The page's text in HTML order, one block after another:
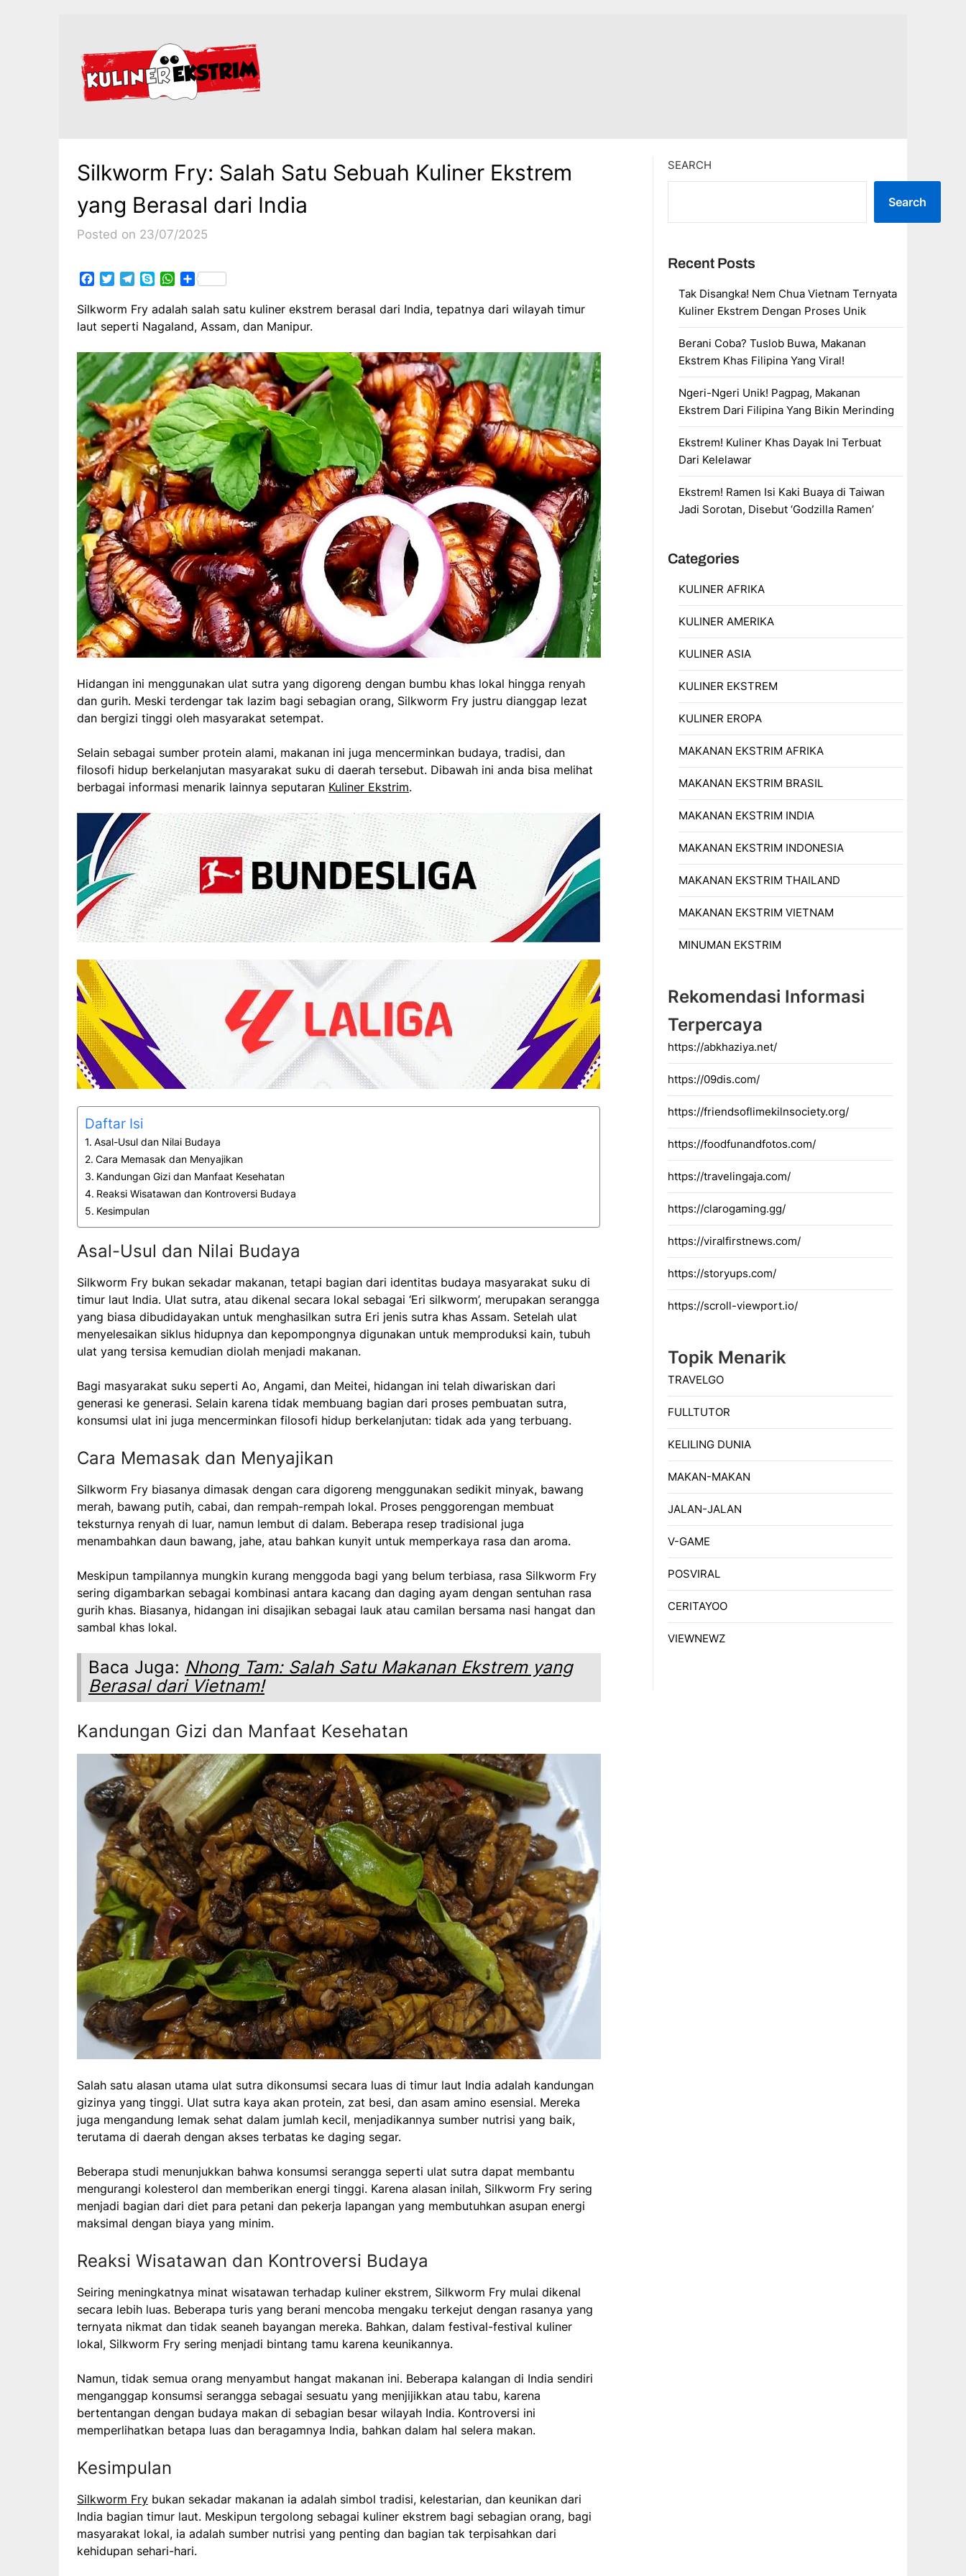
Silkworm Fry: Salah Satu Sebuah Kuliner Ekstrem
yang Berasal dari India
Posted on 23/07/2025
Facebook
TwitterTelegram
SkypeWhatsApp
Share
Silkworm Fry adalah salah satu kuliner ekstrem berasal dari India, tepatnya dari wilayah timur
laut seperti Nagaland, Assam, dan Manipur.
Hidangan ini menggunakan ulat sutra yang digoreng dengan bumbu khas lokal hingga renyah
dan gurih. Meski terdengar tak lazim bagi sebagian orang, Silkworm Fry justru dianggap lezat
dan bergizi tinggi oleh masyarakat setempat.
Selain sebagai sumber protein alami, makanan ini juga mencerminkan budaya, tradisi, dan
filosofi hidup berkelanjutan masyarakat suku di daerah tersebut. Dibawah ini anda bisa melihat
berbagai informasi menarik lainnya seputaran Kuliner Ekstrim.
Daftar Isi
Asal-Usul dan Nilai Budaya
Cara Memasak dan Menyajikan
Kandungan Gizi dan Manfaat Kesehatan
Reaksi Wisatawan dan Kontroversi Budaya
Kesimpulan
Asal-Usul dan Nilai Budaya
Silkworm Fry bukan sekadar makanan, tetapi bagian dari identitas budaya masyarakat suku di
timur laut India. Ulat sutra, atau dikenal secara lokal sebagai ‘Eri silkworm’, merupakan serangga
yang biasa dibudidayakan untuk menghasilkan sutra Eri jenis sutra khas Assam. Setelah ulat
menyelesaikan siklus hidupnya dan kepompongnya digunakan untuk memproduksi kain, tubuh
ulat yang tersisa kemudian diolah menjadi makanan.
Bagi masyarakat suku seperti Ao, Angami, dan Meitei, hidangan ini telah diwariskan dari
generasi ke generasi. Selain karena tidak membuang bagian dari proses pembuatan sutra,
konsumsi ulat ini juga mencerminkan filosofi hidup berkelanjutan: tidak ada yang terbuang.
Cara Memasak dan Menyajikan
Silkworm Fry biasanya dimasak dengan cara digoreng menggunakan sedikit minyak, bawang
merah, bawang putih, cabai, dan rempah-rempah lokal. Proses penggorengan membuat
teksturnya renyah di luar, namun lembut di dalam. Beberapa resep tradisional juga
menambahkan daun bawang, jahe, atau bahkan kunyit untuk memperkaya rasa dan aroma.
Meskipun tampilannya mungkin kurang menggoda bagi yang belum terbiasa, rasa Silkworm Fry
sering digambarkan sebagai kombinasi antara kacang dan daging ayam dengan sentuhan rasa
gurih khas. Biasanya, hidangan ini disajikan sebagai lauk atau camilan bersama nasi hangat dan
sambal khas lokal.
Baca Juga: Nhong Tam: Salah Satu Makanan Ekstrem yang
Berasal dari Vietnam!
Kandungan Gizi dan Manfaat Kesehatan
Salah satu alasan utama ulat sutra dikonsumsi secara luas di timur laut India adalah kandungan
gizinya yang tinggi. Ulat sutra kaya akan protein, zat besi, dan asam amino esensial. Mereka
juga mengandung lemak sehat dalam jumlah kecil, menjadikannya sumber nutrisi yang baik,
terutama di daerah dengan akses terbatas ke daging segar.
Beberapa studi menunjukkan bahwa konsumsi serangga seperti ulat sutra dapat membantu
mengurangi kolesterol dan memberikan energi tinggi. Karena alasan inilah, Silkworm Fry sering
menjadi bagian dari diet para petani dan pekerja lapangan yang membutuhkan asupan energi
maksimal dengan biaya yang minim.
Reaksi Wisatawan dan Kontroversi Budaya
Seiring meningkatnya minat wisatawan terhadap kuliner ekstrem, Silkworm Fry mulai dikenal
secara lebih luas. Beberapa turis yang berani mencoba mengaku terkejut dengan rasanya yang
ternyata nikmat dan tidak seaneh bayangan mereka. Bahkan, dalam festival-festival kuliner
lokal, Silkworm Fry sering menjadi bintang tamu karena keunikannya.
Namun, tidak semua orang menyambut hangat makanan ini. Beberapa kalangan di India sendiri
menganggap konsumsi serangga sebagai sesuatu yang menjijikkan atau tabu, karena
bertentangan dengan budaya makan di sebagian besar wilayah India. Kontroversi ini
memperlihatkan betapa luas dan beragamnya India, bahkan dalam hal selera makan.
Kesimpulan
Silkworm Fry bukan sekadar makanan ia adalah simbol tradisi, kelestarian, dan keunikan dari
India bagian timur laut. Meskipun tergolong sebagai kuliner ekstrem bagi sebagian orang, bagi
masyarakat lokal, ia adalah sumber nutrisi yang penting dan bagian tak terpisahkan dari
kehidupan sehari-hari.
SEARCH
Search
Recent Posts
Tak Disangka! Nem Chua Vietnam Ternyata
Kuliner Ekstrem Dengan Proses Unik
Berani Coba? Tuslob Buwa, Makanan
Ekstrem Khas Filipina Yang Viral!
Ngeri-Ngeri Unik! Pagpag, Makanan
Ekstrem Dari Filipina Yang Bikin Merinding
Ekstrem! Kuliner Khas Dayak Ini Terbuat
Dari Kelelawar
Ekstrem! Ramen Isi Kaki Buaya di Taiwan
Jadi Sorotan, Disebut ‘Godzilla Ramen’
Categories
KULINER AFRIKA
KULINER AMERIKA
KULINER ASIA
KULINER EKSTREM
KULINER EROPA
MAKANAN EKSTRIM AFRIKA
MAKANAN EKSTRIM BRASIL
MAKANAN EKSTRIM INDIA
MAKANAN EKSTRIM INDONESIA
MAKANAN EKSTRIM THAILAND
MAKANAN EKSTRIM VIETNAM
MINUMAN EKSTRIM
Rekomendasi Informasi
Terpercaya
https://abkhaziya.net/
https://09dis.com/
https://friendsoflimekilnsociety.org/
https://foodfunandfotos.com/
https://travelingaja.com/
https://clarogaming.gg/
https://viralfirstnews.com/
https://storyups.com/
https://scroll-viewport.io/
Topik Menarik
TRAVELGO
FULLTUTOR
KELILING DUNIA
MAKAN-MAKAN
JALAN-JALAN
V-GAME
POSVIRAL
CERITAYOO
VIEWNEWZ